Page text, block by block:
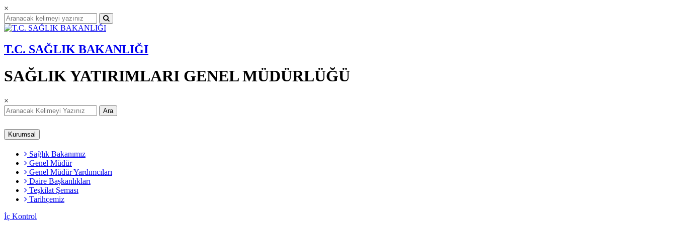
×
T.C. SAĞLIK BAKANLIĞI
SAĞLIK YATIRIMLARI GENEL MÜDÜRLÜĞÜ
×
Ara
Kurumsal
Sağlık Bakanımız
Genel Müdür
Genel Müdür Yardımcıları
Daire Başkanlıkları
Teşkilat Şeması
Tarihçemiz
İç Kontrol